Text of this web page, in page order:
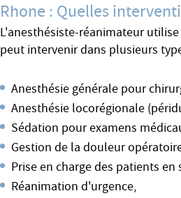
Rhone : Quelles
L'anesthésiste-réanimateur
peut intervenir dans plusieurs
Anesthésie générale pour
Anesthésie locorégionale
Sédation pour examens
Gestion de la douleur
Prise en charge des patients
Réanimation d'urgence,